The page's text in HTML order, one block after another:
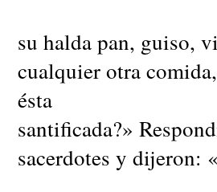
su halda pan, guiso,
cualquier otra
ésta
santificada?»
sacerdotes y dijeron: